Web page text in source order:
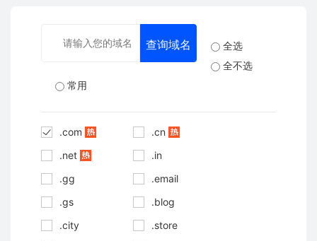
全选
全不选
常用
.com
.cn
.net
.in
.gg
.email
.gs
.blog
.city
.store